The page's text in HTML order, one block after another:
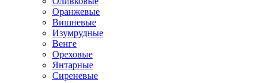
Оранжевые
Вишневые
Изумрудные
Венге
Ореховые
Янтарные
Сиреневые